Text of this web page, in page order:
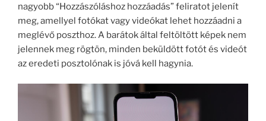
nagyobb “Hozzászóláshoz hozzáadás” feliratot jelenít
meg, amellyel fotókat vagy videókat lehet hozzáadni a
meglévő poszthoz. A barátok által feltöltött képek nem
jelennek meg rögtön, minden beküldött fotót és videót
az eredeti posztolónak is jóvá kell hagynia.